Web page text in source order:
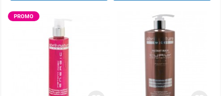
PROMO